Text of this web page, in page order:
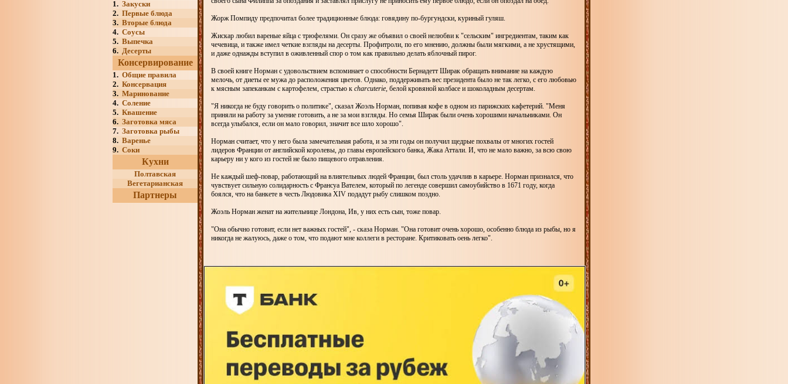
1. Закуски
2. Первые блюда
3. Вторые блюда
4. Соусы
5. Выпечка
6. Десерты
Консервирование
1. Общие правила
2. Консервация
3. Маринование
4. Соление
5. Квашение
6. Заготовка мяса
7. Заготовка рыбы
8. Варенье
9. Соки
Кухни
Полтавская
Вегетарианская
Партнеры
Жорж Помпиду предпочитал более традиционные блюда: говядину по-бургундски, куриный гуляш.
Жискар любил вареные яйца с трюфелями. Он сразу же объявил о своей нелюбви к "сельским" ингредиентам, таким как
чечевица, и также имел четкие взгляды на десерты. Профитроли, по его мнению, должны были мягкими, а не хрустящими,
и даже однажды вступил в оживленный спор о том как правильно делать яблочный пирог.
В своей книге Норман с удовольствием вспоминает о способности Бернадетт Ширак обращать внимание на каждую
мелочь, от диеты ее мужа до расположения цветов. Однако, поддерживать вес президента было не так легко, с его любовью
к мясным запеканкам с картофелем, страстью к charcuterie, белой кровяной колбасе и шоколадным десертам.
"Я никогда не буду говорить о политике", сказал Жоэль Норман, попивая кофе в одном из парижских кафетерий. "Меня
приняли на работу за умение готовить, а не за мои взгляды. Но семья Ширак были очень хорошими начальниками. Он
всегда улыбался, если он мало говорил, значит все шло хорошо".
Норман считает, что у него была замечательная работа, и за эти годы он получил щедрые похвалы от многих гостей
лидеров Франции от английской королевы, до главы европейского банка, Жака Аттали. И, что не мало важно, за всю свою
карьеру ни у кого из гостей не было пищевого отравления.
Не каждый шеф-повар, работающий на влиятельных людей Франции, был столь удачлив в карьере. Норман признался, что
чувствует сильную солидарность с Франсуа Вателем, который по легенде совершил самоубийство в 1671 году, когда
боялся, что на банкете в честь Людовика XIV подадут рыбу слишком поздно.
Жоэль Норман женат на жительнице Лондона, Ив, у них есть сын, тоже повар.
"Она обычно готовит, если нет важных гостей", - сказа Норман. "Она готовит очень хорошо, особенно блюда из рыбы, но я
никогда не жалуюсь, даже о том, что подают мне коллеги в ресторане. Критиковать оень легко".